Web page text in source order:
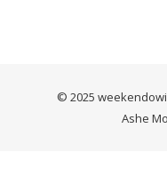
© 2025
Ashe